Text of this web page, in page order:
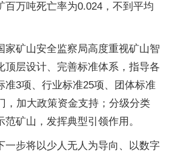
百万吨死亡率为0.024，不到平均
家矿山安全监察局高度重视矿山智
顶层设计、完善标准体系，指导各
准3项、行业标准25项、团体标准
，加大政策资金支持；分级分类
矿山，发挥典型引领作用。
一步将以少人无人为导向、以数字